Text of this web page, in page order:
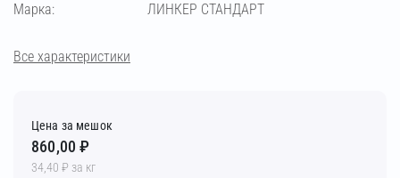
серебристо-серый
шоколадный
Марка:
ЛИНКЕР СТАНДАРТ
Все характеристики
Цена за мешок
860,00 ₽
34,40 ₽ за кг